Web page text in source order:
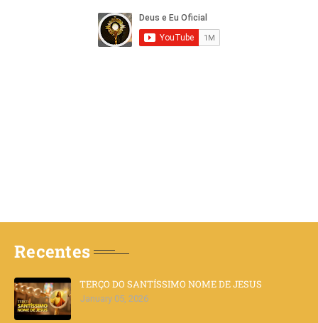
Recentes
TERÇO DO SANTÍSSIMO NOME DE JESUS
January 05, 2026